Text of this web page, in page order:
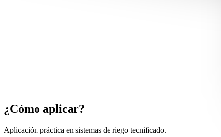
¿Cómo aplicar?
Aplicación práctica en sistemas de riego tecnificado.